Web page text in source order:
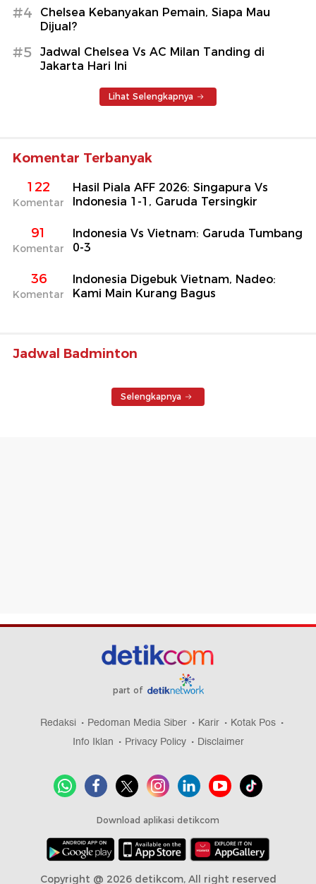
#4
Chelsea Kebanyakan Pemain, Siapa Mau
Dijual?
#5
Jadwal Chelsea Vs AC Milan Tanding di
Jakarta Hari Ini
Lihat Selengkapnya
Komentar Terbanyak
122
Komentar
Hasil Piala AFF 2026: Singapura Vs
Indonesia 1-1, Garuda Tersingkir
91
Komentar
Indonesia Vs Vietnam: Garuda Tumbang
0-3
36
Komentar
Indonesia Digebuk Vietnam, Nadeo:
Kami Main Kurang Bagus
Jadwal Badminton
Selengkapnya
part of
Redaksi Pedoman Media Siber Karir
Kotak Pos
Info Iklan
Privacy Policy Disclaimer
Download aplikasi detikcom
Copyright @ 2026 detikcom, All right reserved